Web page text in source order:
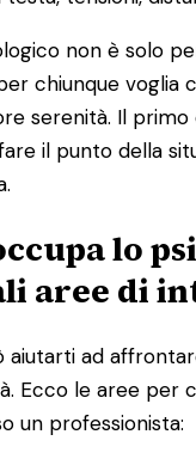
non è solo
chiunque voglia
serenità. Il primo
il punto della
lo
aree di
aiutarti ad
Ecco le aree per
un professionista: